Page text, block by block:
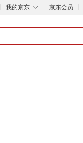
◇
我的京东 京东会员